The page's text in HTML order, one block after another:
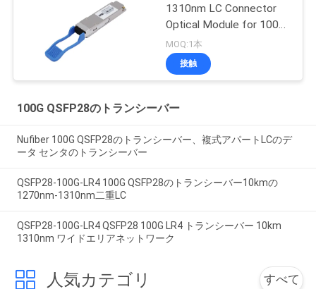
1310nm LC Connector
Optical Module for 100G
QSFP28 Transceiver
MOQ:1本
接触
100G QSFP28のトランシーバー
Nufiber 100G QSFP28のトランシーバー、複式アパートLCのデ
ータ センタのトランシーバー
QSFP28-100G-LR4 100G QSFP28のトランシーバー10kmの
1270nm-1310nm二重LC
QSFP28-100G-LR4 QSFP28 100G LR4 トランシーバー 10km
1310nm ワイドエリアネットワーク
人気カテゴリ すべて